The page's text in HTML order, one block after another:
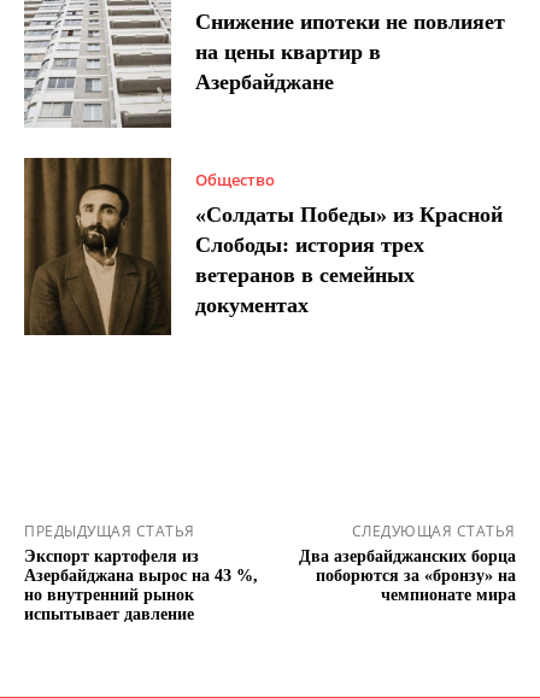
Снижение ипотеки не повлияет
на цены квартир в
Азербайджане
Общество
«Солдаты Победы» из Красной
Слободы: история трех
ветеранов в семейных
документах
ПРЕДЫДУЩАЯ СТАТЬЯ
Экспорт картофеля из
Азербайджана вырос на 43 %,
но внутренний рынок
испытывает давление
СЛЕДУЮЩАЯ СТАТЬЯ
Два азербайджанских борца
поборются за «бронзу» на
чемпионате мира